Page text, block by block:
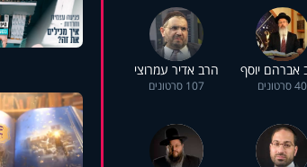
אברהם יוסף
40 סרטונים
הרב אדיר עמרוצי
107 סרטונים